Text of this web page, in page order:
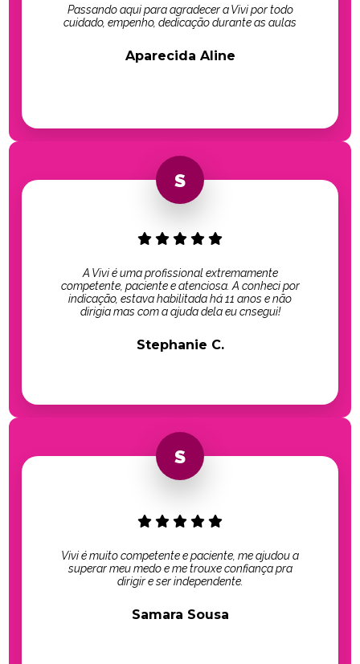
Passando aqui para agradecer a Vivi por todo
cuidado, empenho, dedicação durante as aulas
Aparecida Aline
A Vivi é uma profissional extremamente
competente, paciente e atenciosa. A conheci por
indicação, estava habilitada há 11 anos e não
dirigia mas com a ajuda dela eu cnsegui!
Stephanie C.
Vivi é muito competente e paciente, me ajudou a
superar meu medo e me trouxe confiança pra
dirigir e ser independente.
Samara Sousa